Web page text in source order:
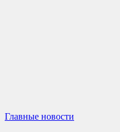
Главные новости